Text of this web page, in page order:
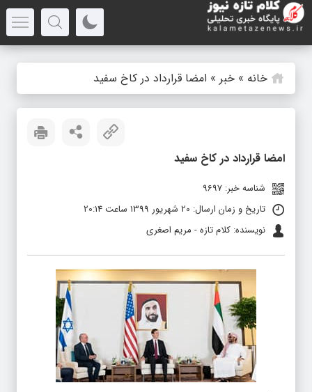
خانه » خبر » امضا قرارداد در کاخ سفید
امضا قرارداد در کاخ سفید
شناسه خبر: 9697
تاریخ و زمان ارسال: 20 شهریور 1399 ساعت 20:14
نویسنده: کلام تازه - مریم اصغری